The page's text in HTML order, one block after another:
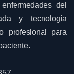
del
y tecnología
profesional para